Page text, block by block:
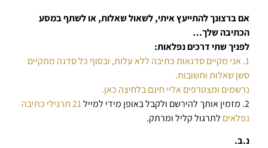
אם ברצונך להתייעץ איתי, לשאול שאלות, או לשתף במסע
הכתיבה שלך…
לפניך שתי דרכים נפלאות:
1. אני מקיים סדנאות כתיבה ללא עלות, ובסוף כל סדנה מתקיים
סשן שאלות ותשובות.
נרשמים ומצטרפים אליי חינם בלחיצה כאן.
2. מזמין אותך להירשם ולקבל באופן מידי למייל
21 תרגילי כתיבה
נפלאים לתרגול קליל ומרתק.
נ.ב.